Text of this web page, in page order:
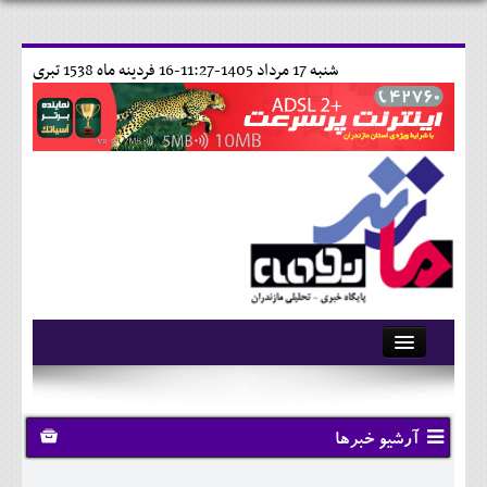
16 فردينه ماه 1538 تبری شنبه 17 مرداد 1405-11:27-
آرشیو
تماس با ما
وبلاگ
آرشیو خبرها